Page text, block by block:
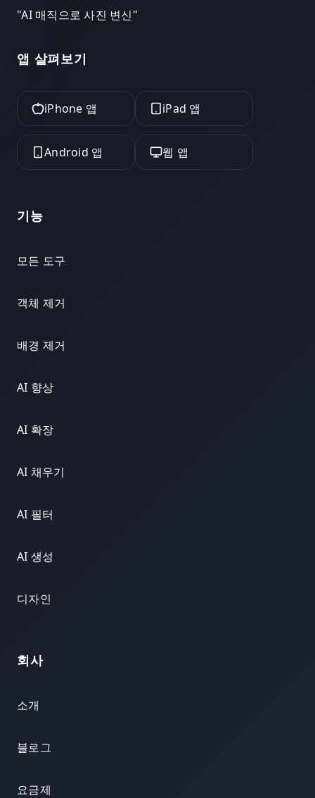
"AI 매직으로 사진 변신"
앱 살펴보기
iPhone 앱 iPad 앱
Android 앱 웹 앱
기능
모든 도구
객체 제거
배경 제거
AI 향상
AI 확장
AI 채우기
AI 필터
AI 생성
디자인
회사
소개
블로그
요금제